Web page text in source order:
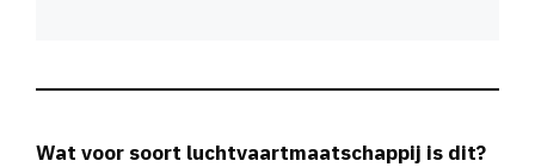
Wat voor soort luchtvaartmaatschappij is dit?